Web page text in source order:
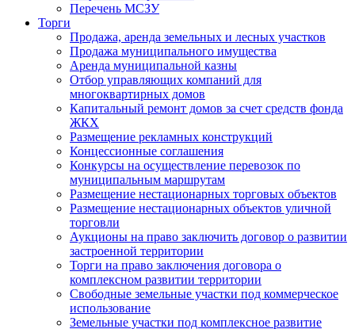
Перечень МСЗУ
Торги
Продажа, аренда земельных и лесных участков
Продажа муниципального имущества
Аренда муниципальной казны
Отбор управляющих компаний для
многоквартирных домов
Капитальный ремонт домов за счет средств фонда
ЖКХ
Размещение рекламных конструкций
Концессионные соглашения
Конкурсы на осуществление перевозок по
муниципальным маршрутам
Размещение нестационарных торговых объектов
Размещение нестационарных объектов уличной
торговли
Аукционы на право заключить договор о развитии
застроенной территории
Торги на право заключения договора о
комплексном развитии территории
Свободные земельные участки под коммерческое
использование
Земельные участки под комплексное развитие